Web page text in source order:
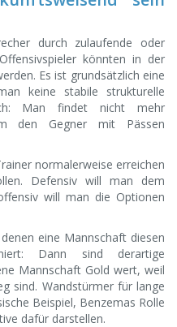
durch zulaufende oder
könnten in der
Es ist grundsätzlich eine
keine stabile strukturelle
Man findet nicht mehr
den Gegner mit Pässen
normalerweise erreichen
Defensiv will man dem
will man die Optionen
eine Mannschaft diesen
Dann sind derartige
Mannschaft Gold wert, weil
sind. Wandstürmer für lange
Beispiel, Benzemas Rolle
dafür darstellen.